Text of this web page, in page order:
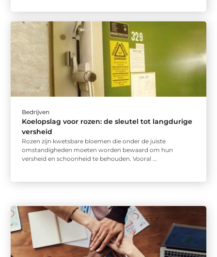
Bedrijven
Koelopslag voor rozen: de sleutel tot langdurige
versheid
Rozen zijn kwetsbare bloemen die onder de juiste
omstandigheden moeten worden bewaard om hun
versheid en schoonheid te behouden. Vooral ...